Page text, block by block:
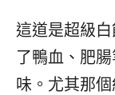
這道是超級
了鴨血、肥
味。尤其那